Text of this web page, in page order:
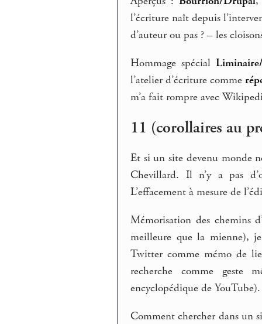
l’écriture naît depuis
d’auteur ou pas ? – les
Hommage spécial
l’atelier d’écriture comme
m’a fait rompre avec
11 (corollaires au
Et si un site devenu monde
Chevillard. Il n’y a pas
L’effacement à mesure de
Mémorisation des chemins
meilleure que la mienne),
Twitter comme mémo de
recherche comme geste
encyclopédique de YouTube).
Comment chercher dans un